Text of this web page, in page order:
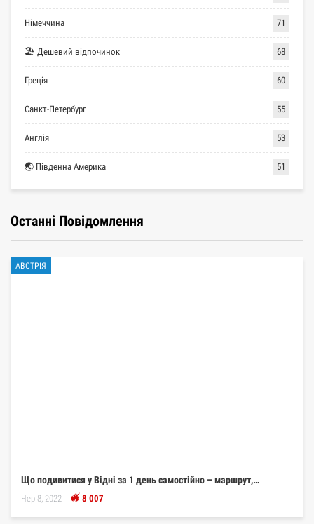
Німеччина 71
🏖 Дешевий відпочинок 68
Греція 60
Санкт-Петербург 55
Англія 53
🌏 Південна Америка 51
Останні Повідомлення
АВСТРІЯ
Що подивитися у Відні за 1 день самостійно – маршрут,…
Чер 8, 2022 8 007